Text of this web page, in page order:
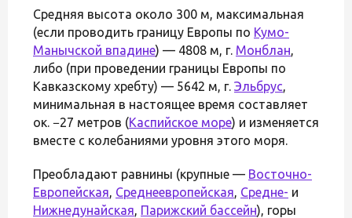
Средняя высота около 300 м, максимальная
(если проводить границу Европы по Кумо-
Манычской впадине) — 4808 м, г. Монблан,
либо (при проведении границы Европы по
Кавказскому хребту) — 5642 м, г. Эльбрус,
минимальная в настоящее время составляет
ок. −27 метров (Каспийское море) и изменяется
вместе с колебаниями уровня этого моря.
Преобладают равнины (крупные — Восточно-
Европейская, Среднеевропейская, Средне- и
Нижнедунайская, Парижский бассейн), горы